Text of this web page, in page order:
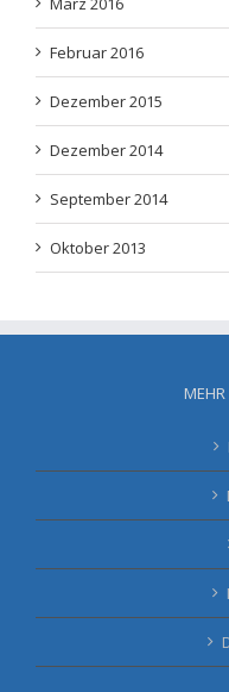
Februar 2016
Dezember 2015
Dezember 2014
September 2014
Oktober 2013